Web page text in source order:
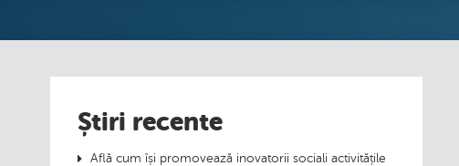
Știri recente
Află cum își promovează inovatorii sociali activitățile